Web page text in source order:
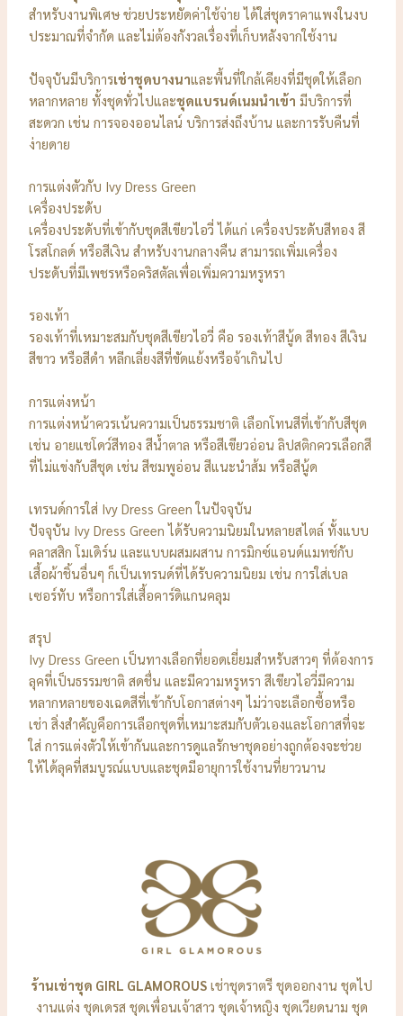
สำหรับงานพิเศษ ช่วยประหยัดค่าใช้จ่าย ได้ใส่ชุดราคาแพงในงบ
ประมาณที่จำกัด และไม่ต้องกังวลเรื่องที่เก็บหลังจากใช้งาน
ปัจจุบันมีบริการเช่าชุดบางนาและพื้นที่ใกล้เคียงที่มีชุดให้เลือก
หลากหลาย ทั้งชุดทั่วไปและชุดแบรนด์เนมนำเข้า มีบริการที่
สะดวก เช่น การจองออนไลน์ บริการส่งถึงบ้าน และการรับคืนที่
ง่ายดาย
การแต่งตัวกับ Ivy Dress Green
เครื่องประดับ
เครื่องประดับที่เข้ากับชุดสีเขียวไอวี่ ได้แก่ เครื่องประดับสีทอง สี
โรสโกลด์ หรือสีเงิน สำหรับงานกลางคืน สามารถเพิ่มเครื่อง
ประดับที่มีเพชรหรือคริสตัลเพื่อเพิ่มความหรูหรา
รองเท้า
รองเท้าที่เหมาะสมกับชุดสีเขียวไอวี่ คือ รองเท้าสีนู้ด สีทอง สีเงิน
สีขาว หรือสีดำ หลีกเลี่ยงสีที่ขัดแย้งหรือจ้าเกินไป
การแต่งหน้า
การแต่งหน้าควรเน้นความเป็นธรรมชาติ เลือกโทนสีที่เข้ากับสีชุด
เช่น อายแชโดว์สีทอง สีน้ำตาล หรือสีเขียวอ่อน ลิปสติกควรเลือกสี
ที่ไม่แข่งกับสีชุด เช่น สีชมพูอ่อน สีแนะนำส้ม หรือสีนู้ด
เทรนด์การใส่ Ivy Dress Green ในปัจจุบัน
ปัจจุบัน Ivy Dress Green ได้รับความนิยมในหลายสไตล์ ทั้งแบบ
คลาสสิก โมเดิร์น และแบบผสมผสาน การมิกซ์แอนด์แมทช์กับ
เสื้อผ้าชิ้นอื่นๆ ก็เป็นเทรนด์ที่ได้รับความนิยม เช่น การใส่เบล
เซอร์ทับ หรือการใส่เสื้อคาร์ดิแกนคลุม
สรุป
Ivy Dress Green เป็นทางเลือกที่ยอดเยี่ยมสำหรับสาวๆ ที่ต้องการ
ลุคที่เป็นธรรมชาติ สดชื่น และมีความหรูหรา สีเขียวไอวี่มีความ
หลากหลายของเฉดสีที่เข้ากับโอกาสต่างๆ ไม่ว่าจะเลือกซื้อหรือ
เช่า สิ่งสำคัญคือการเลือกชุดที่เหมาะสมกับตัวเองและโอกาสที่จะ
ใส่ การแต่งตัวให้เข้ากันและการดูแลรักษาชุดอย่างถูกต้องจะช่วย
ให้ได้ลุคที่สมบูรณ์แบบและชุดมีอายุการใช้งานที่ยาวนาน
ร้านเช่าชุด GIRL GLAMOROUS เช่าชุดราตรี ชุดออกงาน ชุดไป
งานแต่ง ชุดเดรส ชุดเพื่อนเจ้าสาว ชุดเจ้าหญิง ชุดเวียดนาม ชุด